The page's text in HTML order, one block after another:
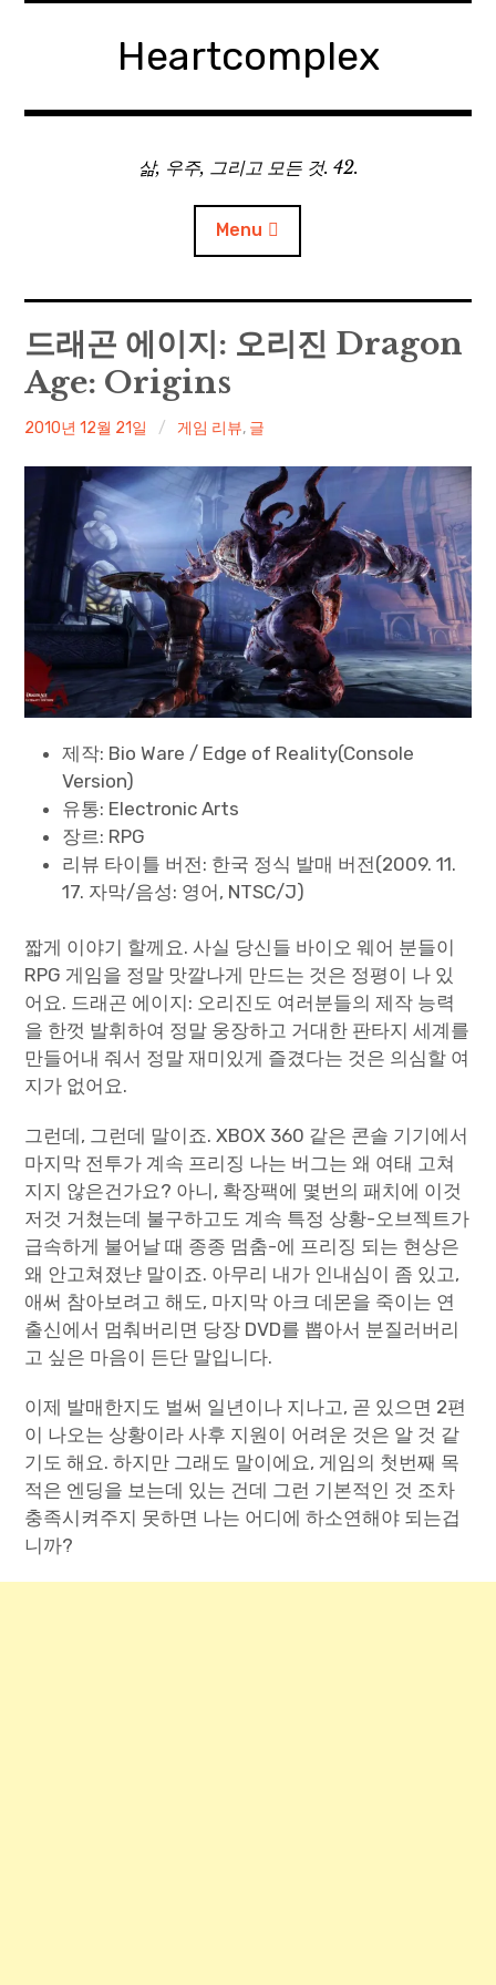
Heartcomplex
삶, 우주, 그리고 모든 것. 42.
Menu
홈
Private Military Manager: Tactical Auto Battler
Plebby Quest: The Crusades
GOTYS
Paper Star Fighters
Homemade Studio
Blender Training
English
드래곤 에이지: 오리진 Dragon
Age: Origins
irene
2010년 12월 21일 게임 리뷰, 글
제작: Bio Ware / Edge of Reality(Console
Version)
유통: Electronic Arts
장르: RPG
리뷰 타이틀 버전: 한국 정식 발매 버전(2009. 11.
17. 자막/음성: 영어, NTSC/J)
짧게 이야기 할께요. 사실 당신들 바이오 웨어 분들이
RPG 게임을 정말 맛깔나게 만드는 것은 정평이 나 있
어요. 드래곤 에이지: 오리진도 여러분들의 제작 능력
을 한껏 발휘하여 정말 웅장하고 거대한 판타지 세계를
만들어내 줘서 정말 재미있게 즐겼다는 것은 의심할 여
지가 없어요.
그런데, 그런데 말이죠. XBOX 360 같은 콘솔 기기에서
마지막 전투가 계속 프리징 나는 버그는 왜 여태 고쳐
지지 않은건가요? 아니, 확장팩에 몇번의 패치에 이것
저것 거쳤는데 불구하고도 계속 특정 상황-오브젝트가
급속하게 불어날 때 종종 멈춤-에 프리징 되는 현상은
왜 안고쳐졌냔 말이죠. 아무리 내가 인내심이 좀 있고,
애써 참아보려고 해도, 마지막 아크 데몬을 죽이는 연
출신에서 멈춰버리면 당장 DVD를 뽑아서 분질러버리
고 싶은 마음이 든단 말입니다.
이제 발매한지도 벌써 일년이나 지나고, 곧 있으면 2편
이 나오는 상황이라 사후 지원이 어려운 것은 알 것 같
기도 해요. 하지만 그래도 말이에요, 게임의 첫번째 목
적은 엔딩을 보는데 있는 건데 그런 기본적인 것 조차
충족시켜주지 못하면 나는 어디에 하소연해야 되는겁
니까?